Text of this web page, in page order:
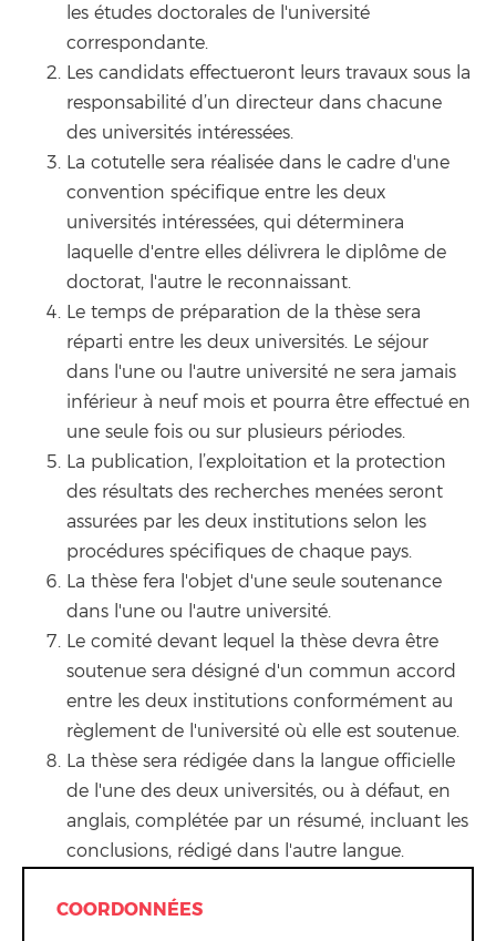
les études doctorales de l'université
correspondante.
Les candidats effectueront leurs travaux sous la
responsabilité d’un directeur dans chacune
des universités intéressées.
La cotutelle sera réalisée dans le cadre d'une
convention spécifique entre les deux
universités intéressées, qui déterminera
laquelle d'entre elles délivrera le diplôme de
doctorat, l'autre le reconnaissant.
Le temps de préparation de la thèse sera
réparti entre les deux universités. Le séjour
dans l'une ou l'autre université ne sera jamais
inférieur à neuf mois et pourra être effectué en
une seule fois ou sur plusieurs périodes.
La publication, l’exploitation et la protection
des résultats des recherches menées seront
assurées par les deux institutions selon les
procédures spécifiques de chaque pays.
La thèse fera l'objet d'une seule soutenance
dans l'une ou l'autre université.
Le comité devant lequel la thèse devra être
soutenue sera désigné d'un commun accord
entre les deux institutions conformément au
règlement de l'université où elle est soutenue.
La thèse sera rédigée dans la langue officielle
de l'une des deux universités, ou à défaut, en
anglais, complétée par un résumé, incluant les
conclusions, rédigé dans l'autre langue.
COORDONNÉES